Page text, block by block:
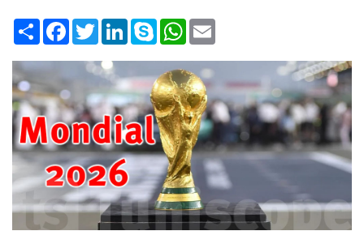
Share
FacebookTwitterLinkedInSkype
WhatsAppEmail